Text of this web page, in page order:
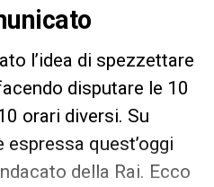
l’idea di spezzettare
disputare le 10
orari diversi. Su
espressa quest’oggi
della Rai. Ecco